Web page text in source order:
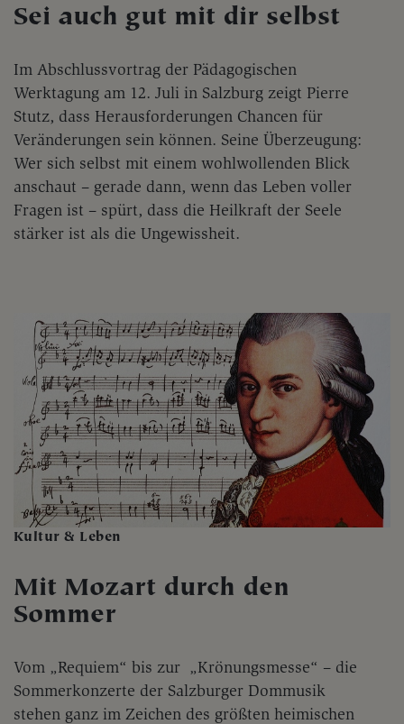
Sei auch gut mit dir selbst
Im Abschlussvortrag der Pädagogischen
Werktagung am 12. Juli in Salzburg zeigt Pierre
Stutz, dass Herausforderungen Chancen für
Veränderungen sein können. Seine Überzeugung:
Wer sich selbst mit einem wohlwollenden Blick
anschaut – gerade dann, wenn das Leben voller
Fragen ist – spürt, dass die Heilkraft der Seele
stärker ist als die Ungewissheit.
Kultur & Leben
Mit Mozart durch den
Sommer
Vom „Requiem“ bis zur „Krönungsmesse“ – die
Sommerkonzerte der Salzburger Dommusik
stehen ganz im Zeichen des größten heimischen